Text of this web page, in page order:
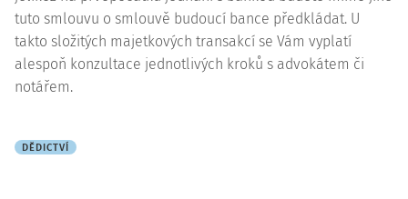
tuto smlouvu o smlouvě budoucí bance předkládat. U
takto složitých majetkových transakcí se Vám vyplatí
alespoň konzultace jednotlivých kroků s advokátem či
notářem.
DĚDICTVÍ